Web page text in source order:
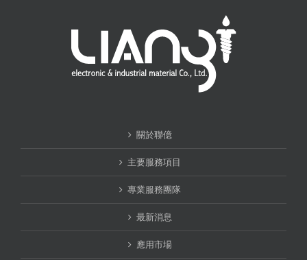
關於聯億
主要服務項目
專業服務團隊
最新消息
應用市場